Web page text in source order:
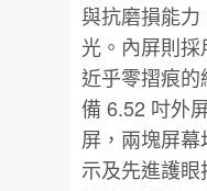
與抗磨損能
光。內屏則
近乎零摺痕
備 6.52 吋外
屏，兩塊屏
示及先進護